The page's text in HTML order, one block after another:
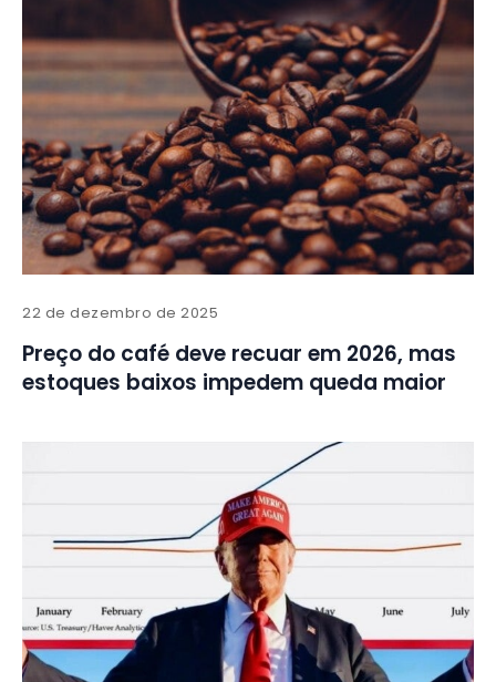
22 de dezembro de 2025
Preço do café deve recuar em 2026, mas
estoques baixos impedem queda maior